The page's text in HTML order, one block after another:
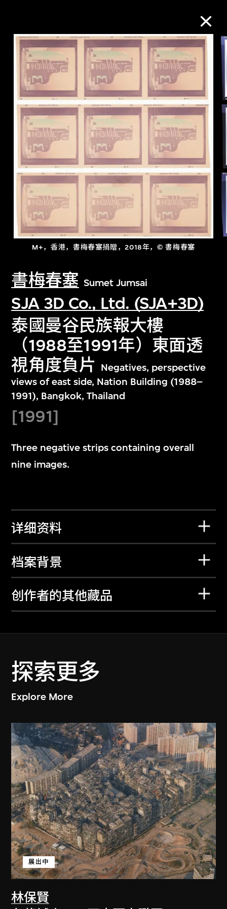
M+，香港，書梅春塞捐贈，2018年，© 書梅春塞
書梅春塞 Sumet Jumsai
SJA 3D Co., Ltd. (SJA+3D)
泰國曼谷民族報大樓
（1988至1991年）東面透
視角度負片 Negatives, perspective
views of east side, Nation Building (1988–
1991), Bangkok, Thailand
[1991]
Three negative strips containing overall
nine images.
详细资料
档案背景
创作者的其他藏品
探索更多
Explore More
林保賢
展出中
M+藏品
进一步筛选 搜索
关于M+藏品
探索世界顶级的二十及二十一世纪视觉
文化藏品。